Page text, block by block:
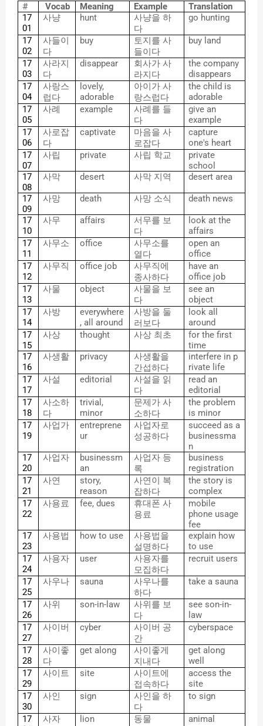
# Vocab Meaning Example
Translation
17
01
사냥 hunt 사냥을 하
다
go hunting
17
02
사들이
다
buy 토지를 사
들이다
buy land
17
03
사라지
다
disappear 회사가 사
라지다
the company
disappears
17
04
사랑스
럽다
lovely,
adorable
아이가 사
랑스럽다
the child is
adorable
17
05
사례 example 사례를 들
다
give an
example
17
06
사로잡
다
captivate 마음을 사
로잡다
capture
one's heart
17
07
사립 private 사립 학교
private
school
17
08
사막 desert 사막 지역 desert area
17
09
사망 death 사망 소식 death news
17
10
사무 affairs 서무를 보
다
look at the
affairs
17
11
사무소 office
사무소를
열다
open an
office
17
12
사무직 office job
사무직에
종사하다
have an
office job
17
13
사물 object 사물을 보
다
see an
object
17
14
사방
everywhere
, all around
사방을 둘
러보다
look all
around
17
15
사상 thought 사상 최초
for the first
time
17
16
사생활 privacy
사생활을
간섭하다
interfere in p
rivate life
17
17
사설 editorial 사설을 읽
다
read an
editorial
17
18
사소하
다
trivial,
minor
문제가 사
소하다
the problem
is minor
17
19
사업가
entreprene
ur
사업자로
성공하다
succeed as a
businessma
n
17
20
사업자
businessm
an
사업자 등
록
business
registration
17
21
사연
story,
reason
사연이 복
잡하다
the story is
complex
17
22
사용료 fee, dues 휴대폰 사
용료
mobile
phone usage
fee
17
23
사용법 how to use
사용법을
설명하다
explain how
to use
17
24
사용자 user
사용자를
모집하다
recruit users
17
25
사우나 sauna
사우나를
하다
take a sauna
17
26
사위 son-in-law 사위를 보
다
see son-in-
law
17
27
사이버 cyber 사이버 공
간
cyberspace
17
28
사이좋
다
get along
사이좋게
지내다
get along
well
17
29
사이트 site
사이트에
접속하다
access the
site
17
30
사인 sign 사인을 하
다
to sign
17
사자 lion 동물 animal